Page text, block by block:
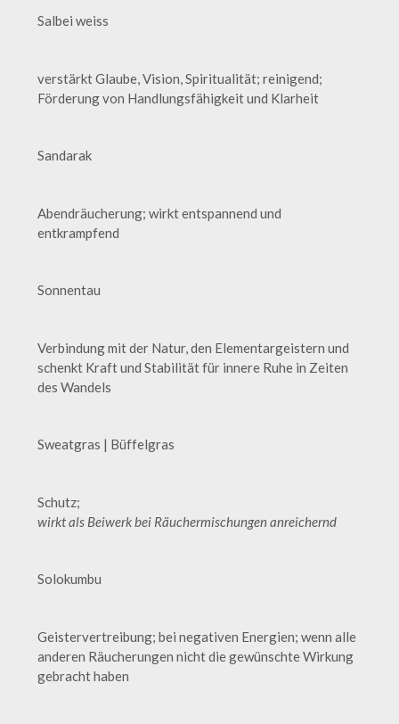
Salbei weiss
verstärkt Glaube, Vision, Spiritualität; reinigend;
Förderung von Handlungsfähigkeit und Klarheit
Sandarak
Abendräucherung; wirkt entspannend und
entkrampfend
Sonnentau
Verbindung mit der Natur, den Elementargeistern und
schenkt Kraft und Stabilität für innere Ruhe in Zeiten
des Wandels
Sweatgras | Büffelgras
Schutz;
wirkt als Beiwerk bei Räuchermischungen anreichernd
Solokumbu
Geistervertreibung; bei negativen Energien; wenn alle
anderen Räucherungen nicht die gewünschte Wirkung
gebracht haben